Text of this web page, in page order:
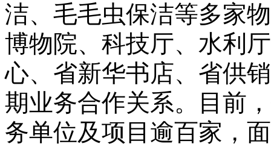
洁、毛毛虫保洁等多家
博物院、科技厅、水利
心、省新华书店、省供
期业务合作关系。
目前
务单位及项目逾百家，